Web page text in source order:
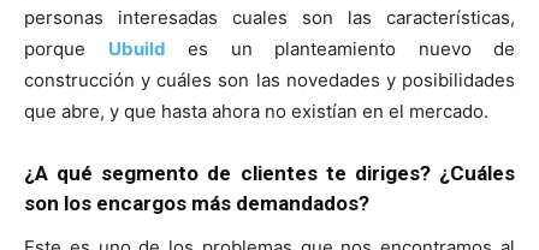
personas interesadas cuales son las características,
porque Ubuild es un planteamiento nuevo de
construcción y cuáles son las novedades y posibilidades
que abre, y que hasta ahora no existían en el mercado.
¿A qué segmento de clientes te diriges? ¿Cuáles
son los encargos más demandados?